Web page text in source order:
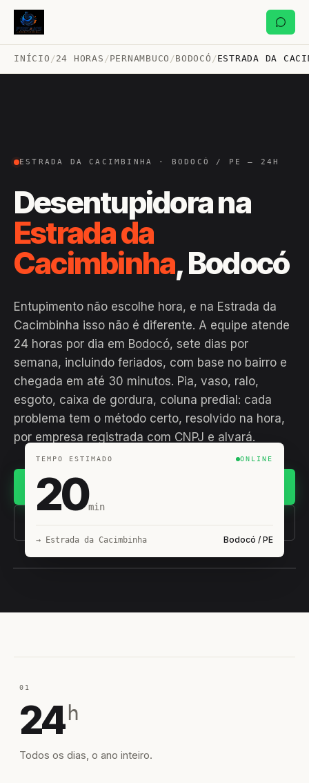
INÍCIO /24 HORAS /PERNAMBUCO /BODOCÓ /ESTRADA DA
ESTRADA DA CACIMBINHA · BODOCÓ / PE — 24H
Desentupidora na
Estrada da
Cacimbinha, Bodocó
Entupimento não escolhe hora, e na Estrada da
Cacimbinha isso não é diferente. A equipe atende
24 horas por dia em Bodocó, sete dias por
semana, incluindo feriados, com base no bairro e
chegada em até 30 minutos. Pia, vaso, ralo,
esgoto, caixa de gordura, coluna predial: cada
problema tem o método certo, resolvido na hora,
por empresa registrada com CNPJ e alvará.
(11) 93407-8838
TEMPO ESTIMADO ONLINE
20min
→ Estrada da Cacimbinha Bodocó / PE
01
24 h
Todos os dias, o ano inteiro.